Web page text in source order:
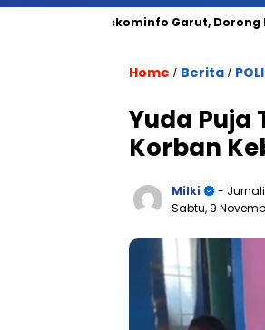
Diskominfo Garut, Dorong
Home / Berita /
Yuda Puja
Korban
Milki
-
Sabtu, 9